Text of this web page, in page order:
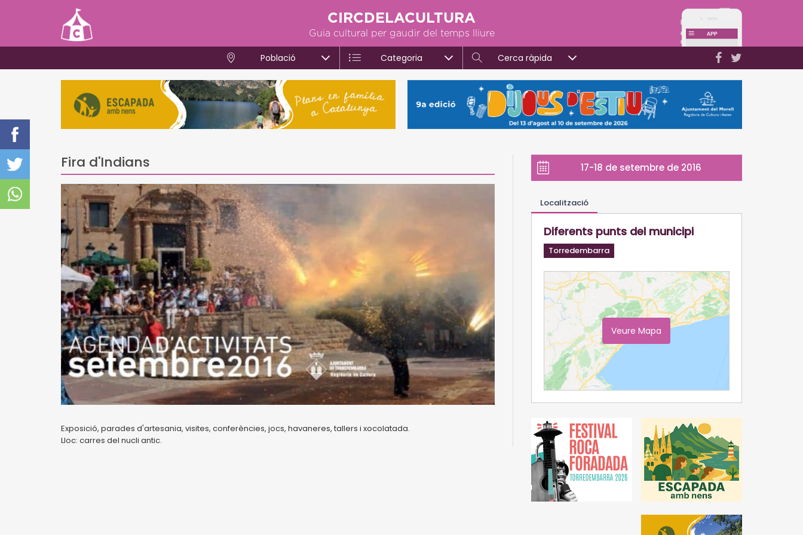
CIRCDELACULTURA
Guia cultural per gaudir del temps lliure
Població Categoria Cerca ràpida
Fira d'Indians
Exposició, parades d'artesania, visites, conferències, jocs, havaneres, tallers i xocolatada.
Lloc: carres del nucli antic.
17-18 de setembre de 2016
Localització
Diferents punts del municipi
Torredembarra
Veure Mapa